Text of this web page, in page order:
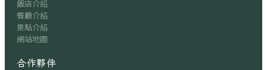
飯店介紹
餐廳介紹
景點介紹
網站地圖
合作夥伴